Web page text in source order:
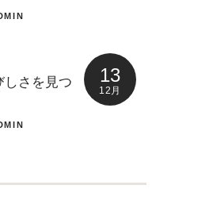
13
12月
しさを見つ